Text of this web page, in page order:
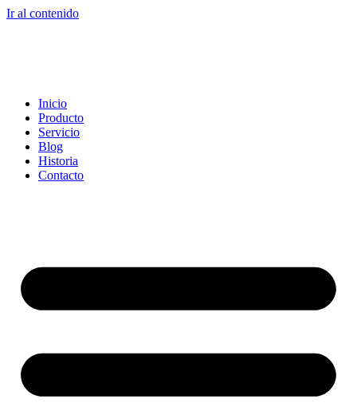
Ir al contenido
Inicio
Producto
Servicio
Blog
Historia
Contacto